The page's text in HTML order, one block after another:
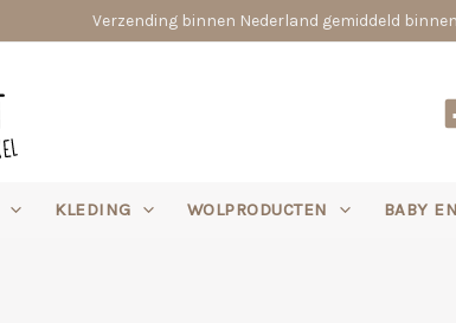
Verzending binnen Nederland gemiddeld
KLEDING WOLPRODUCTEN BABY